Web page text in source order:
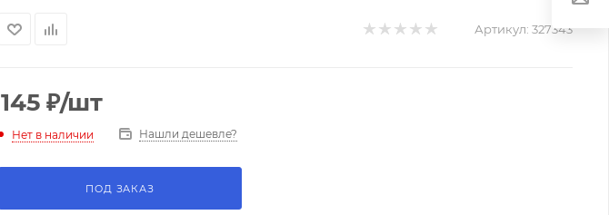
Артикул: 327343
145 ₽/шт
Нет в наличии Нашли дешевле?
ПОД ЗАКАЗ